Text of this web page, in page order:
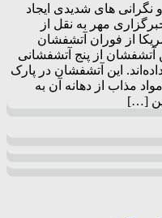
نگرانی های شدیدی ایجاد
مهر به نقل از
از فوران آتشفشان
آتشفشان از پنج آتشفشانی
این آتشفشان در پارک
مذاب از دهانه آن به
[…]